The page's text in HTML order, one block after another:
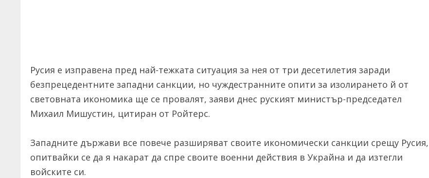
Русия е изправена пред най-тежката ситуация за нея от три десетилетия заради
безпрецедентните западни санкции, но чуждестранните опити за изолирането й от
световната икономика ще се провалят, заяви днес руският министър-председател
Михаил Мишустин, цитиран от Ройтерс.
Западните държави все повече разширяват своите икономически санкции срещу Русия,
опитвайки се да я накарат да спре своите военни действия в Украйна и да изтегли
войските си.